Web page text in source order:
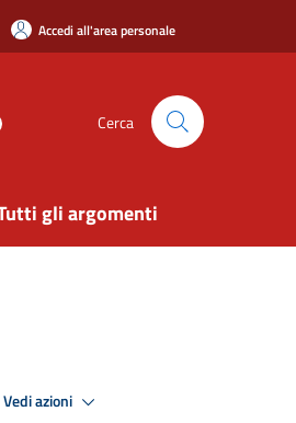
Accedi all'area personale
Cerca
gli argomenti
Vedi azioni